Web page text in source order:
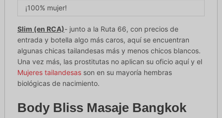
¡100% mujer!
Slim (en RCA)- junto a la Ruta 66, con precios de
entrada y botella algo más caros, aquí se encuentran
algunas chicas tailandesas más y menos chicos blancos.
Una vez más, las prostitutas no aplican su oficio aquí y el
Mujeres tailandesasson en su mayoría hembras
biológicas de nacimiento.
Body Bliss Masaje Bangkok